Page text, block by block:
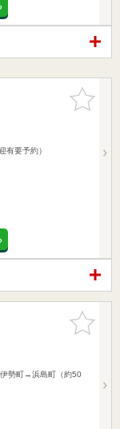
お気に入
りに追加
要予約）
お気に入
りに追加
勢町→浜島町（約50